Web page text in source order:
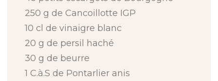
250 g de Cancoillotte IGP
10 cl de vinaigre blanc
20 g de persil haché
30 g de beurre
1 C.à.S de Pontarlier anis